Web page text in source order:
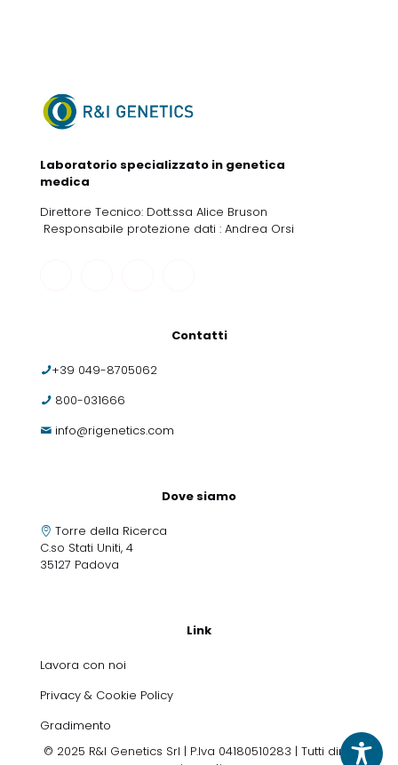
Laboratorio specializzato in genetica
medica
Direttore Tecnico: Dott.ssa Alice Bruson
Responsabile protezione dati : Andrea Orsi
Contatti
+39 049-8705062
800-031666
info@rigenetics.com
Dove siamo
Torre della Ricerca
C.so Stati Uniti, 4
35127 Padova
Link
Lavora con noi
Privacy & Cookie Policy
Gradimento
© 2025 R&I Genetics Srl | P.Iva 04180510283 | Tutti diritti